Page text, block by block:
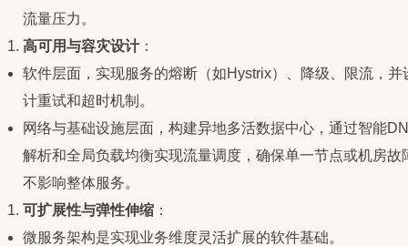
流量压力。
高可用与容灾设计：
软件层面，实现服务的熔断（如Hystrix）、降级、限流，并
计重试和超时机制。
网络与基础设施层面，构建异地多活数据中心，通过智能
解析和全局负载均衡实现流量调度，确保单一节点或机房故
不影响整体服务。
可扩展性与弹性伸缩 ：
微服务架构是实现业务维度灵活扩展的软件基础。